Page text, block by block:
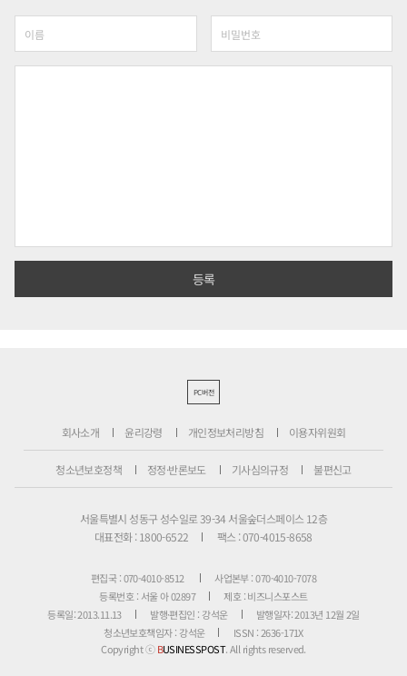
PC버전
회사소개 윤리강령 개인정보처리방침 이용자위원회
청소년보호정책 정정·반론보도 기사심의규정 불편신고
서울특별시 성동구 성수일로 39-34 서울숲더스페이스 12층
대표전화 : 1800-6522
팩스 : 070-4015-8658
편집국 : 070-4010-8512
사업본부 : 070-4010-7078
등록번호 : 서울 아 02897
제호 : 비즈니스포스트
등록일: 2013.11.13
발행·편집인 : 강석운
발행일자: 2013년 12월 2일
청소년보호책임자 : 강석운
ISSN : 2636-171X
Copyright ⓒBUSINESSPOST. All rights reserved.